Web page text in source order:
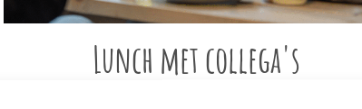
Lunch met collega's